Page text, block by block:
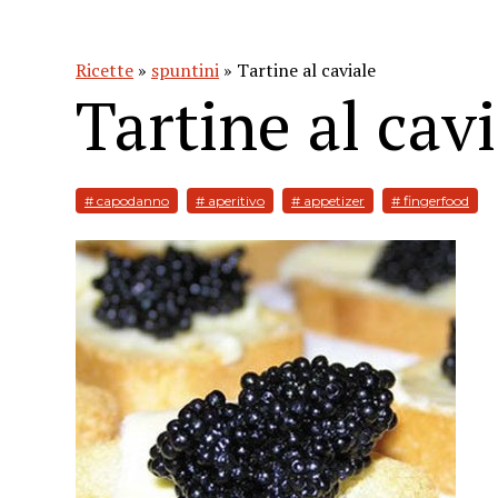
Ricette » spuntini » Tartine al caviale
Tartine al
# capodanno # aperitivo # appetizer # fingerfood